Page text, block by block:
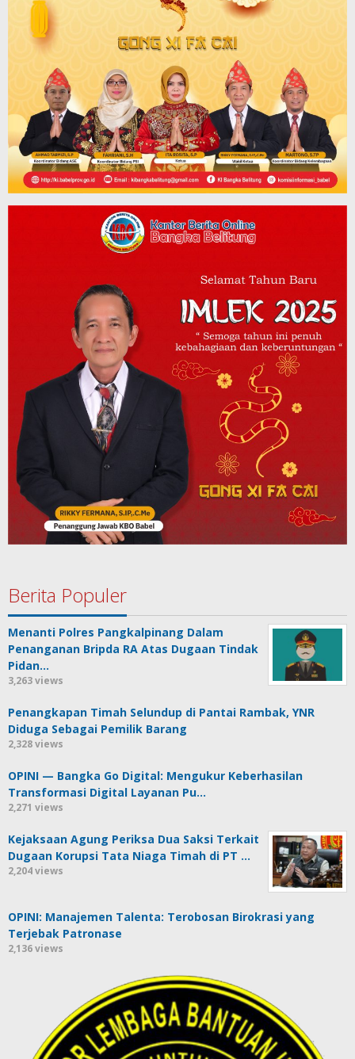
Berita Populer
Menanti Polres Pangkalpinang Dalam
Penanganan Bripda RA Atas Dugaan Tindak
Pidan…
3,263 views
Penangkapan Timah Selundup di Pantai Rambak, YNR
Diduga Sebagai Pemilik Barang
2,328 views
OPINI — Bangka Go Digital: Mengukur Keberhasilan
Transformasi Digital Layanan Pu…
2,271 views
Kejaksaan Agung Periksa Dua Saksi Terkait
Dugaan Korupsi Tata Niaga Timah di PT …
2,204 views
OPINI: Manajemen Talenta: Terobosan Birokrasi yang
Terjebak Patronase
2,136 views